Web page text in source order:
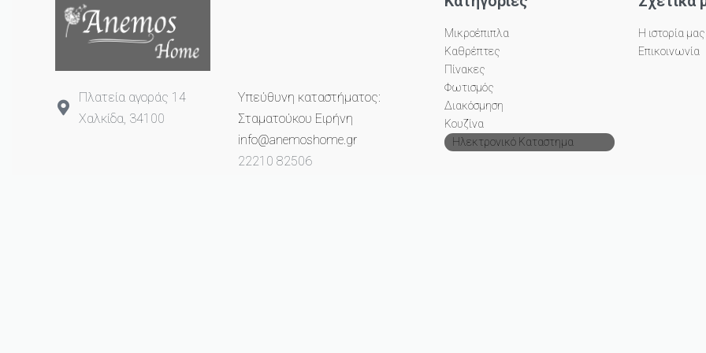
Πλατεία αγοράς 14
Χαλκίδα, 34100
Υπεύθυνη καταστήματος:
Σταματούκου Ειρήνη
info@anemoshome.gr
22210 82506
Μικροέπιπλα
Καθρέπτες
Πίνακες
Φωτισμός
Διακόσμηση
Κουζίνα
Ηλεκτρονικό Καταστημα
Η ιστορία μας
Επικοινωνία